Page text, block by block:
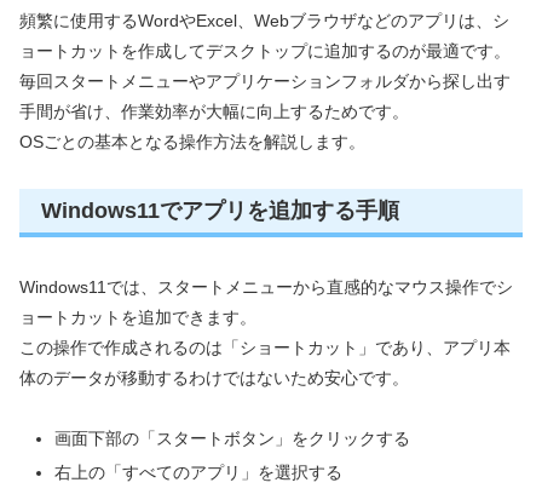
頻繁に使用するWordやExcel、Webブラウザなどのアプリは、シ
ョートカットを作成してデスクトップに追加するのが最適です。
毎回スタートメニューやアプリケーションフォルダから探し出す
手間が省け、作業効率が大幅に向上するためです。
OSごとの基本となる操作方法を解説します。
Windows11でアプリを追加する手順
Windows11では、スタートメニューから直感的なマウス操作でシ
ョートカットを追加できます。
この操作で作成されるのは「ショートカット」であり、アプリ本
体のデータが移動するわけではないため安心です。
画面下部の「スタートボタン」をクリックする
右上の「すべてのアプリ」を選択する